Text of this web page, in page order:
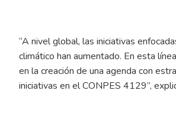
“A nivel global, las iniciativas
climático han aumentado. En esta
en la creación de una agenda con
iniciativas en el CONPES 4129”,